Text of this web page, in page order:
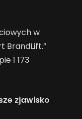
w
BrandLift.”
1 173
zjawisko